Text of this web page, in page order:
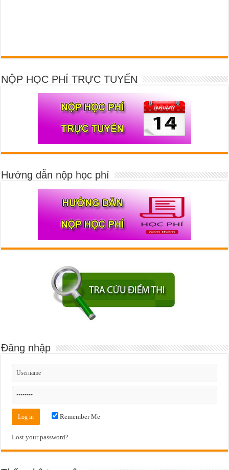
NỘP HỌC PHÍ TRỰC TUYẾN
Hướng dẫn nộp học phí
Đăng nhập
Remember Me
Lost your password?